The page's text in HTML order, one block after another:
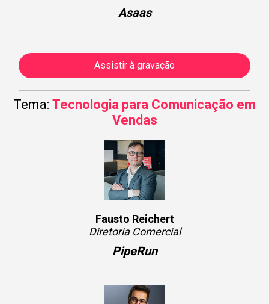
Asaas
Assistir à gravação
Tema: Tecnologia para Comunicação em
Vendas
Fausto Reichert
Diretoria Comercial
PipeRun